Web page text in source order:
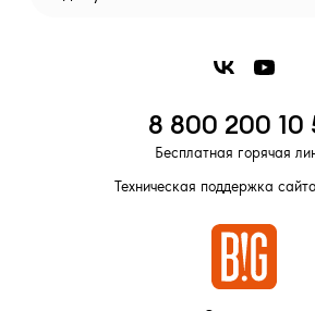
8 800 200 10
Бесплатная горячая
Техническая поддержка